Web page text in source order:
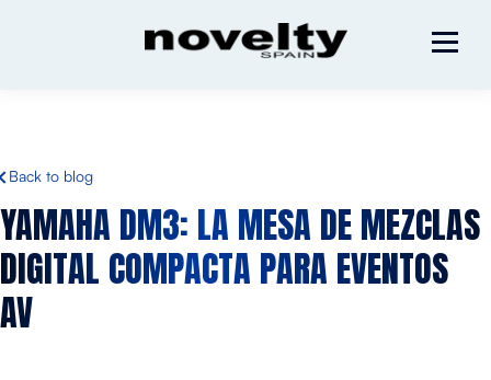
Back to blog
YAMAHA DM3: LA MESA DE MEZCLAS
DIGITAL COMPACTA PARA EVENTOS
AV